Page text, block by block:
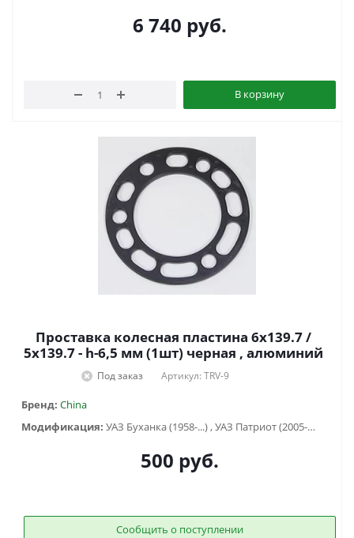
6 740 руб.
В корзину
Проставка колесная пластина 6х139.7 /
5х139.7 - h-6,5 мм (1шт) черная , алюминий
Под заказ Артикул: TRV-9
Бренд: China
Модификация:
УАЗ Буханка (1958-...) , УАЗ Патриот (2005-2015), УАЗ Хантер (2003-...), УАЗ-3151
500 руб.
Сообщить о поступлении